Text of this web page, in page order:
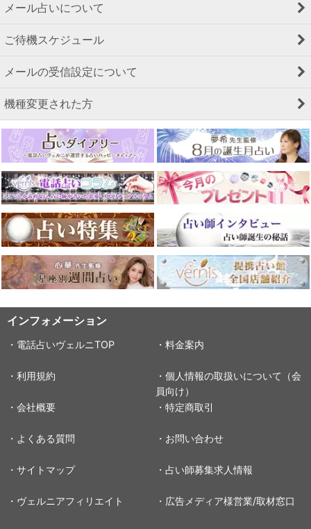
メール占いについて
ご待機スケジュール
メールの受信設定について
機種変更された方
インフォメーション
・電話占いヴェルニTOP ・料金案内
・利用規約
・個人情報の取扱いについて（会
員向け）
・会社概要
・特定商取引
・よくある質問 ・お問い合わせ
・サイトマップ ・占い師募集求人情報
・ヴェルニアフィリエイト ・広告メディア様営業/取材窓口